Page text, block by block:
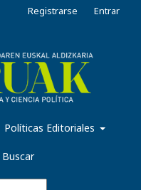
Políticas Editoriales
Buscar
Registrarse Entrar